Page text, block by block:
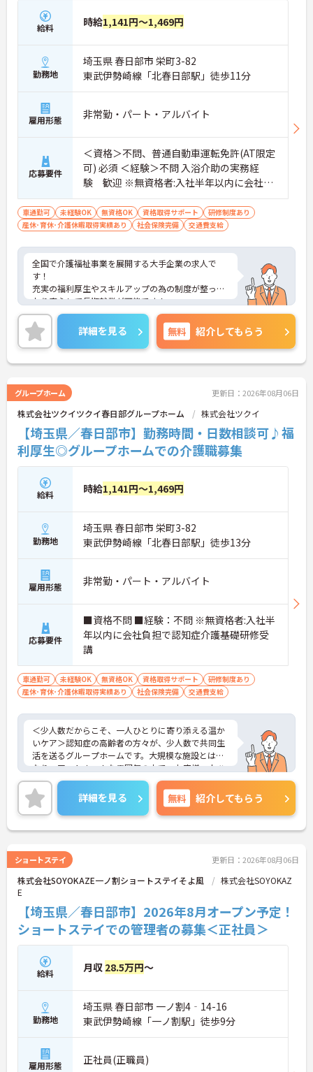
・施設の業績や個人の評価に応じて賞与とは別に支
給される特別報酬制度があり、日々の頑張りが直接
収入として還元されます。
・業務への取り組みやチームへの貢献度が公正に評
価される仕組みにより、高いモチベーションを維持
して働ける環境です。
【毎朝のミーティングで情報共有を徹底し、職種の
垣根を超えて協力し合える環境です】
できる体制が構築されています。
・困った時もすぐに相談してフォローし合える風通
しの良い職場となっており、平均勤続年数7.2年とい
【勤務時間内に受講できる資格取得支援制度によ
り、確実なキャリアアップが目指せます】
・介護職から生活相談員やケアマネジャー、施設長
へと進む多彩なキャリアパスが用意されており、長
期的な目標を持って成長できます。
・資格取得に向けた研修や講習は勤務時間内で受講
できる場合が多く、プライベートの負担を抑えなが
ら着実に専門性を高められます。
【リフレッシュ休暇17日や自由な身だしなみ規定
で、自分らしく無理なく続けられる体制です】
がらオンオフのメリハリをつけて働けます。
・髪色やネイルなどが原則自由となっており、定年
65歳・再雇用70歳までの継続雇用制度のもとで、ご
自身のスタイルを保ちながら末永く活躍できます。
給料 時給1,141円～1,469円
勤務地
埼玉県 春日部市 栄町3-82
東武伊勢崎線「北春日部駅」徒歩11分
雇用形態 非常勤・パート・アルバイト
応募要件
＜資格＞不問、普通自動車運転免許(AT限定
可) 必須 ＜経験＞不問 入浴介助の実務経
験 歓迎 ※無資格者:入社半年以内に会社負
担で認知症介護基礎研修受講
車通勤可 未経験OK 無資格OK 資格取得サポート
研修制度あり
産休･育休･介護休暇取得実績あり
社会保険完備 交通費支給
全国で介護福祉事業を展開する大手企業の求人で
す！
充実の福利厚生やスキルアップの為の制度が整って
おり安心して長期就業が可能です！
ご興味ある方には、面接のポイントなど、さらに詳
細をお話致しますのでお気軽にご相談ください。
詳細を見る 無料 紹介してもらう
グループホーム 更新日：2026年08月06日
株式会社ツクイツクイ春日部グループホーム 株式会社ツクイ
【埼玉県／春日部市】勤務時間・日数相談可♪福
利厚生◎グループホームでの介護職募集
給料 時給1,141円～1,469円
勤務地
埼玉県 春日部市 栄町3-82
東武伊勢崎線「北春日部駅」徒歩13分
雇用形態 非常勤・パート・アルバイト
応募要件
■資格不問 ■経験：不問 ※無資格者:入社半
年以内に会社負担で認知症介護基礎研修受
講
車通勤可 未経験OK 無資格OK 資格取得サポート
研修制度あり
産休･育休･介護休暇取得実績あり
社会保険完備 交通費支給
＜少人数だからこそ、一人ひとりに寄り添える温か
いケア＞認知症の高齢者の方々が、少人数で共同生
活を送るグループホームです。大規模な施設とは異
なり、アットホームな雰囲気の中で、お客様一人ひ
とりのペースに合わせた丁寧なケアができるのが最
大の魅力です。食事や入浴の介助だけでなく、一緒
に食事を作ったり、レクリエーションを楽しんだり
と、日々の暮らしを支えるやりがいを感じられま
す。「認知症の症状を和らげ、進行を緩やかにす
環境です。
＜土日祝は時給UP！ライフスタイルに合わせた働き
方＞勤務日数・曜日も相談可能♪特に土日祝日は時
く稼ぎたい」という方にもおすすめの職場です。W
ワークもOKなので、家庭やプライベート、他の仕事
とのバランスを取りながら、無理なく長く続けられ
ます。また、将来的に正社員を目指す働き方も相談
可能です。
詳細を見る 無料 紹介してもらう
ショートステイ 更新日：2026年08月06日
株式会社SOYOKAZE一ノ割ショートステイそよ風
株式会社SOYOKAZ
E
【埼玉県／春日部市】2026年8月オープン予定！
ショートステイでの管理者の募集＜正社員＞
給料 月収 28.5万円～
勤務地
埼玉県 春日部市 一ノ割4‐14-16
東武伊勢崎線「一ノ割駅」徒歩9分
雇用形態 正社員(正職員)